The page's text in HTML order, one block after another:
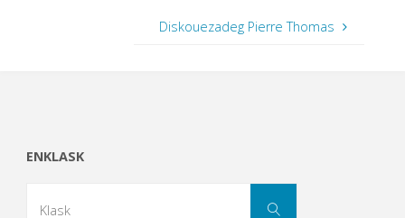
Diskouezadeg Pierre Thomas
ENKLASK
Klask